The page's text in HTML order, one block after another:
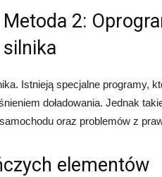
Metoda 2:
silnika
Istnieją specjalne programy,
doładowania. Jednak
oraz problemów z
elementów